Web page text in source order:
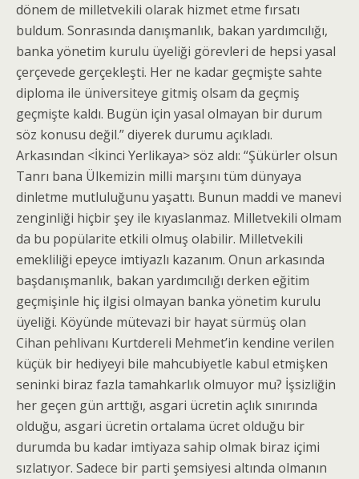
dönem de milletvekili olarak hizmet etme fırsatı
buldum. Sonrasında danışmanlık, bakan yardımcılığı,
banka yönetim kurulu üyeliği görevleri de hepsi yasal
çerçevede gerçekleşti. Her ne kadar geçmişte sahte
diploma ile üniversiteye gitmiş olsam da geçmiş
geçmişte kaldı. Bugün için yasal olmayan bir durum
söz konusu değil.” diyerek durumu açıkladı.
Arkasından <İkinci Yerlikaya> söz aldı: “Şükürler olsun
Tanrı bana Ülkemizin milli marşını tüm dünyaya
dinletme mutluluğunu yaşattı. Bunun maddi ve manevi
zenginliği hiçbir şey ile kıyaslanmaz. Milletvekili olmam
da bu popülarite etkili olmuş olabilir. Milletvekili
emekliliği epeyce imtiyazlı kazanım. Onun arkasında
başdanışmanlık, bakan yardımcılığı derken eğitim
geçmişinle hiç ilgisi olmayan banka yönetim kurulu
üyeliği. Köyünde mütevazi bir hayat sürmüş olan
Cihan pehlivanı Kurtdereli Mehmet’in kendine verilen
küçük bir hediyeyi bile mahcubiyetle kabul etmişken
seninki biraz fazla tamahkarlık olmuyor mu? İşsizliğin
her geçen gün arttığı, asgari ücretin açlık sınırında
olduğu, asgari ücretin ortalama ücret olduğu bir
durumda bu kadar imtiyaza sahip olmak biraz içimi
sızlatıyor. Sadece bir parti şemsiyesi altında olmanın